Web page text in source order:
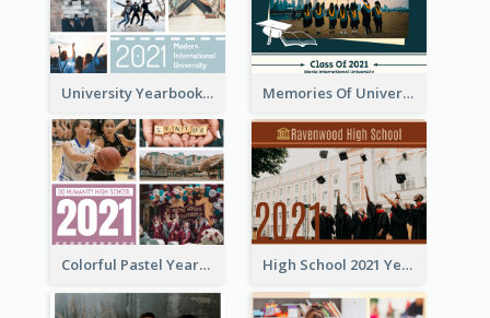
University Yearbook Photo Book Memories Of University Yearbook Photo Book
Colorful Pastel Yearbook Photo Book High School 2021 Yearbook Photo Book